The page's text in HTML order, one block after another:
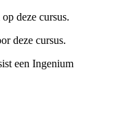
deze cursus.
deze cursus.
een Ingenium